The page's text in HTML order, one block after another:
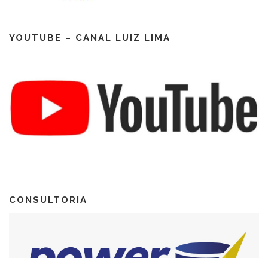
YOUTUBE – CANAL LUIZ LIMA
CONSULTORIA